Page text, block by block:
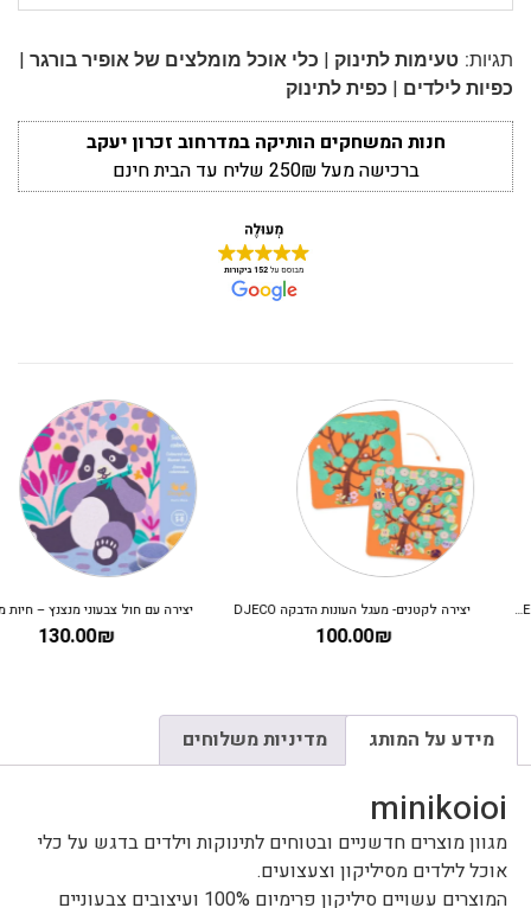
תגיות: טעימות לתינוק | כלי אוכל מומלצים של אופיר בורגר |
כפיות לילדים | כפית לתינוק
חנות המשחקים הותיקה במדרחוב זכרון יעקב
ברכישה מעל 250₪ שליח עד הבית חינם
יצירה לקטנים- מעגל העונות הדבקה DJECO
100.00
יצירה עם חול צבעוני מנצנץ – חיות מתוקות DJECO
130.00
מידע על המותג מדיניות משלוחים
minikoioi
מגוון מוצרים חדשניים ובטוחים לתינוקות וילדים בדגש על כלי
אוכל לילדים מסיליקון וצעצועים.
המוצרים עשויים סיליקון פרימיום 100% ועיצובים צבעוניים